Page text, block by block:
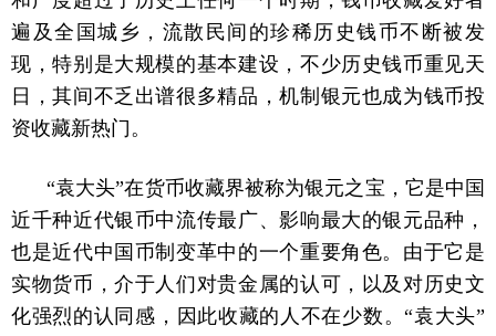
遍及全国城乡，流散民间的珍稀历史钱币不断被发
现，特别是大规模的基本建设，不少历史钱币重见天
日，其间不乏出谱很多精品，机制银元也成为钱币投
资收藏新热门。
“袁大头”在货币收藏界被称为银元之宝，它是中国
近千种近代银币中流传最广、影响最大的银元品种，
也是近代中国币制变革中的一个重要角色。由于它是
实物货币，介于人们对贵金属的认可，以及对历史文
化强烈的认同感，因此收藏的人不在少数。“袁大头”